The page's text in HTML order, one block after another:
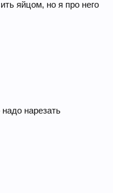
яйцом, но я про него
нарезать